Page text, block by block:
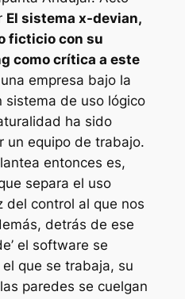
El sistema x-devian,
ficticio con su
como crítica a este
empresa bajo la
sistema de uso lógico
ha sido
un equipo de trabajo.
entonces es,
separa el uso
del control al que nos
detrás de ese
el software se
que se trabaja, su
paredes se cuelgan